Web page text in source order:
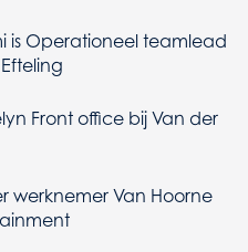
is Operationeel teamlead
Front office bij Van der
werknemer Van Hoorne